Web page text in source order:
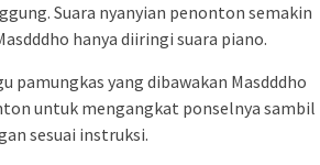
Suara nyanyian penonton semakin
hanya diiringi suara piano.
pamungkas yang dibawakan Masdddho
untuk mengangkat ponselnya sambil
sesuai instruksi.